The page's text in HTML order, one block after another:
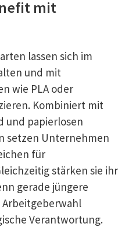
mit
lassen sich im
und mit
wie PLA oder
Kombiniert mit
und papierlosen
setzen Unternehmen
für
stärken sie ihr
gerade jüngere
Verantwortung.